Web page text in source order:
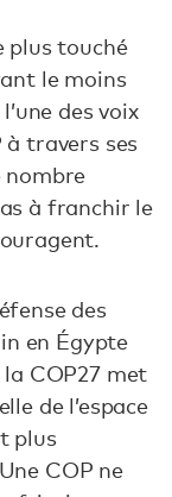
plus touché
le moins
des voix
à travers ses
nombre
à franchir le
des
en Égypte
COP27 met
de l’espace
plus
COP ne